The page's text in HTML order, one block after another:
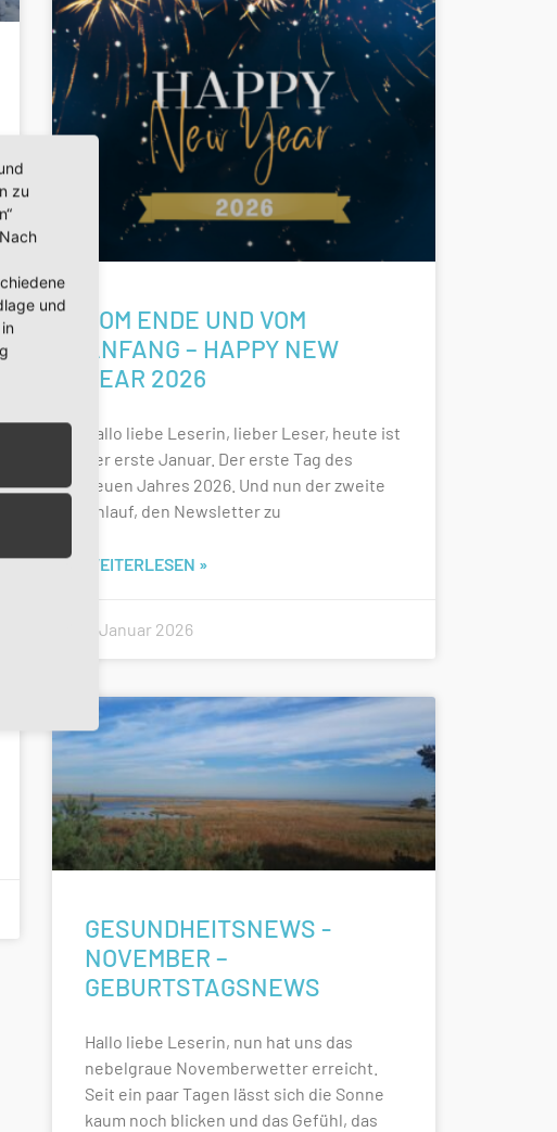
VOM ENDE UND VOM
ANFANG – HAPPY NEW
YEAR 2026
Hallo liebe Leserin, lieber Leser, heute ist
der erste Januar. Der erste Tag des
neuen Jahres 2026. Und nun der zweite
Anlauf, den Newsletter zu
WEITERLESEN »
1. Januar 2026
GESUNDHEITSNEWS -
NOVEMBER –
GEBURTSTAGSNEWS
Hallo liebe Leserin, nun hat uns das
nebelgraue Novemberwetter erreicht.
Seit ein paar Tagen lässt sich die Sonne
kaum noch blicken und das Gefühl, das
zu
und